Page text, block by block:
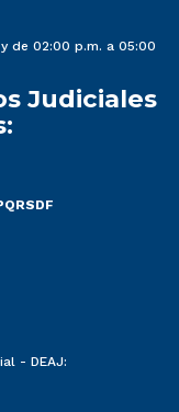
de 02:00 p.m. a 05:00
Judiciales
- DEAJ: